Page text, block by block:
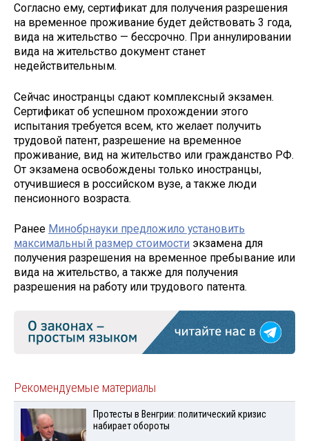
Согласно ему, сертификат для получения разрешения
на временное проживание будет действовать 3 года,
вида на жительство — бессрочно. При аннулировании
вида на жительство документ станет
недействительным.
Сейчас иностранцы сдают комплексный экзамен.
Сертификат об успешном прохождении этого
испытания требуется всем, кто желает получить
трудовой патент, разрешение на временное
проживание, вид на жительство или гражданство РФ.
От экзамена освобождены только иностранцы,
отучившиеся в российском вузе, а также люди
пенсионного возраста.
Ранее Минобрнауки предложило установить
максимальный размер стоимости экзамена для
получения разрешения на временное пребывание или
вида на жительство, а также для получения
разрешения на работу или трудового патента.
Рекомендуемые материалы
Протесты в Венгрии: политический кризис
набирает обороты